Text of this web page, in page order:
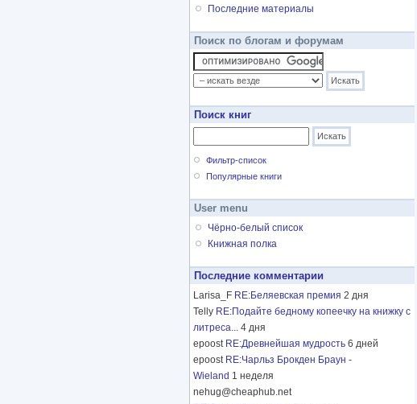
Последние материалы
Поиск по блогам и форумам
Поиск книг
Фильтр-список
Популярные книги
User menu
Чёрно-белый список
Книжная полка
Последние комментарии
Larisa_F RE:Беляевская премия 2 дня
Telly RE:Подайте бедному копеечку на книжку с
литреса... 4 дня
epoost RE:Древнейшая мудрость 6 дней
epoost RE:Чарльз Брокден Браун -
Wieland 1 неделя
nehug@cheaphub.net